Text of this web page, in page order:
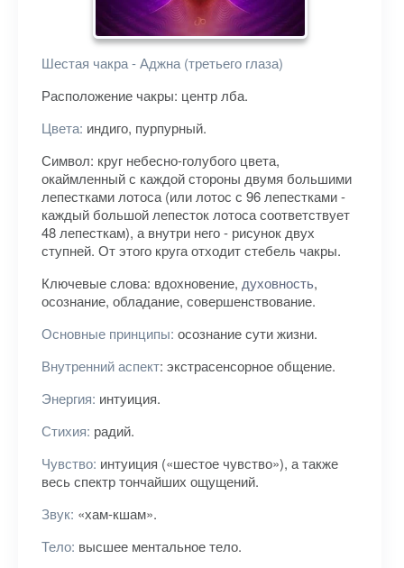
Шестая чакра - Аджна (третьего глаза)
Расположение чакры: центр лба.
Цвета: индиго, пурпурный.
Символ: круг небесно-голубого цвета,
окаймленный с каждой стороны двумя большими
лепестками лотоса (или лотос с 96 лепестками -
каждый большой лепесток лотоса соответствует
48 лепесткам), а внутри него - рисунок двух
ступней. От этого круга отходит стебель чакры.
Ключевые слова: вдохновение, духовность,
осознание, обладание, совершенствование.
Основные принципы: осознание сути жизни.
Внутренний аспект: экстрасенсорное общение.
Энергия: интуиция.
Стихия: радий.
Чувство: интуиция («шестое чувство»), а также
весь спектр тончайших ощущений.
Звук: «хам-кшам».
Тело: высшее ментальное тело.